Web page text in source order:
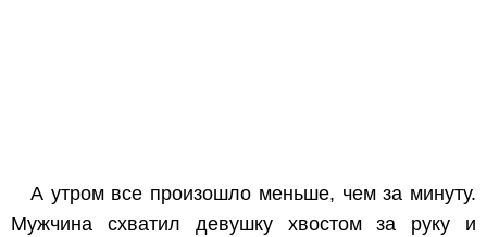
А утром все произошло меньше, чем за минуту.
Мужчина схватил девушку хвостом за руку и